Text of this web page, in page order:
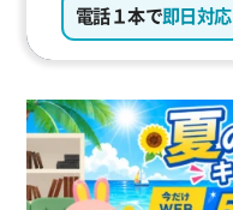
電話１本で即日対応